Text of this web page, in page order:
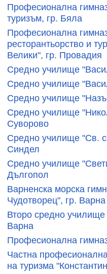
Професионална
туризъм, гр. Бяла
Професионална
ресторантьорство и
Велики", гр. Провадия
Средно училище
Средно училище
Средно училище
Средно училище
Суворово
Средно училище "Св.
Синдел
Средно училище
Дългопол
Варненска морска
Чудотворец", гр. Варна
Второ средно
Варна
Професионална
Частна
на туризма